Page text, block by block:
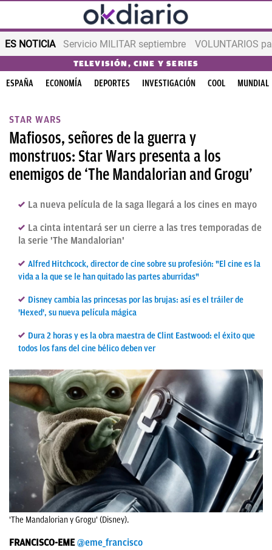
ES NOTICIA Servicio MILITAR septiembre VOLUNTARIOS
TELEVISIÓN, CINE Y SERIES
ESPAÑA ECONOMÍA DEPORTES INVESTIGACIÓN COOL MUNDIAL
STAR WARS
Mafiosos, señores de la guerra y
monstruos: Star Wars presenta a los
enemigos de ‘The Mandalorian and Grogu’
La nueva película de la saga llegará a los cines en mayo
La cinta intentará ser un cierre a las tres temporadas de
la serie 'The Mandalorian'
Alfred Hitchcock, director de cine sobre su profesión: "El cine es la
vida a la que se le han quitado las partes aburridas"
Disney cambia las princesas por las brujas: así es el tráiler de
'Hexed', su nueva película mágica
Dura 2 horas y es la obra maestra de Clint Eastwood: el éxito que
todos los fans del cine bélico deben ver
'The Mandalorian y Grogu' (Disney).
FRANCISCO-EME @eme_francisco